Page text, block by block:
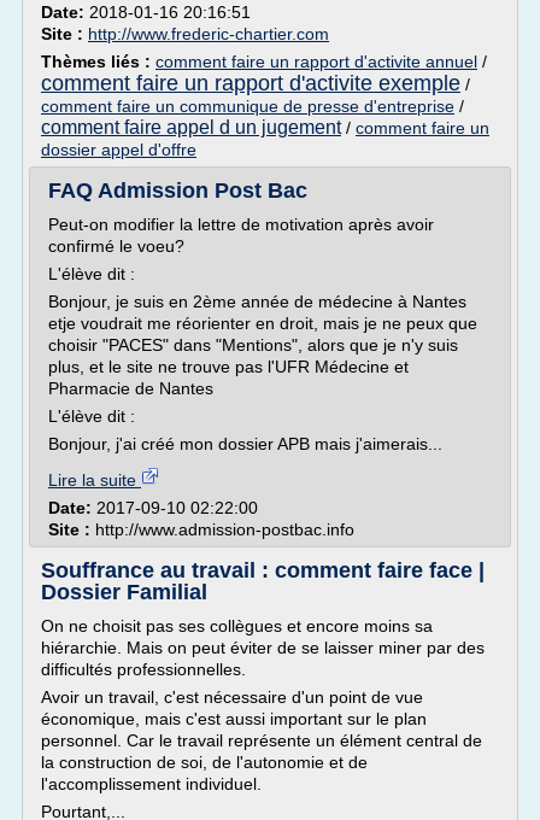
Date: 2018-01-16 20:16:51
Site : http://www.frederic-chartier.com
Thèmes liés : comment faire un rapport d'activite annuel /
comment faire un rapport d'activite exemple /
comment faire un communique de presse d'entreprise /
comment faire appel d un jugement/ comment faire un
dossier appel d'offre
FAQ Admission Post Bac
Peut-on modifier la lettre de motivation après avoir
confirmé le voeu?
L'élève dit :
Bonjour, je suis en 2ème année de médecine à Nantes
etje voudrait me réorienter en droit, mais je ne peux que
choisir "PACES" dans "Mentions", alors que je n'y suis
plus, et le site ne trouve pas l'UFR Médecine et
Pharmacie de Nantes
L'élève dit :
Bonjour, j'ai créé mon dossier APB mais j'aimerais...
Lire la suite
Date: 2017-09-10 02:22:00
Site : http://www.admission-postbac.info
Souffrance au travail : comment faire face |
Dossier Familial
On ne choisit pas ses collègues et encore moins sa
hiérarchie. Mais on peut éviter de se laisser miner par des
difficultés professionnelles.
Avoir un travail, c'est nécessaire d'un point de vue
économique, mais c'est aussi important sur le plan
personnel. Car le travail représente un élément central de
la construction de soi, de l'autonomie et de
l'accomplissement individuel.
Pourtant,...